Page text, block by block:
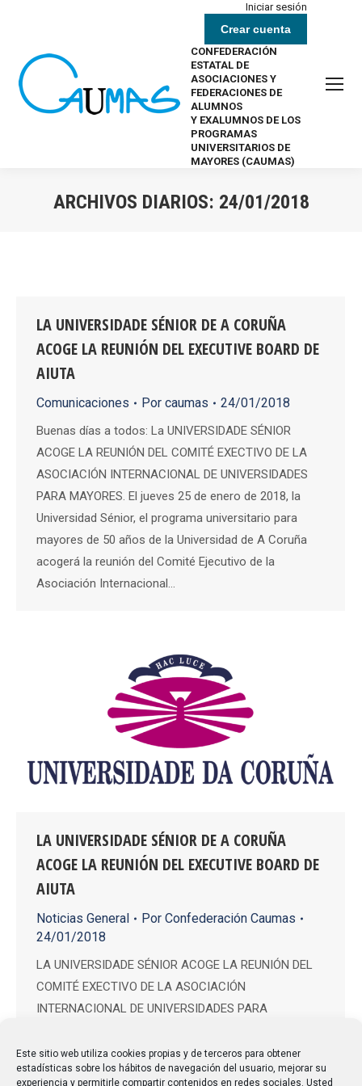
Este sitio web utiliza cookies propias y de terceros para obtener
estadísticas sobre los hábitos de navegación del usuario, mejorar su
experiencia y permitirle compartir contenidos en redes sociales. Usted
Iniciar sesión
Crear cuenta
CONFEDERACIÓN
ESTATAL DE
ASOCIACIONES Y
FEDERACIONES DE
ALUMNOS
Y EXALUMNOS DE LOS
PROGRAMAS
UNIVERSITARIOS DE
MAYORES (CAUMAS)
ARCHIVOS DIARIOS: 24/01/2018
LA UNIVERSIDADE SÉNIOR DE A CORUÑA
ACOGE LA REUNIÓN DEL EXECUTIVE BOARD DE
AIUTA
Comunicaciones Por caumas 24/01/2018
Buenas días a todos: La UNIVERSIDADE SÉNIOR
ACOGE LA REUNIÓN DEL COMITÉ EXECTIVO DE LA
ASOCIACIÓN INTERNACIONAL DE UNIVERSIDADES
PARA MAYORES. El jueves 25 de enero de 2018, la
Universidad Sénior, el programa universitario para
mayores de 50 años de la Universidad de A Coruña
acogerá la reunión del Comité Ejecutivo de la
Asociación Internacional…
LA UNIVERSIDADE SÉNIOR DE A CORUÑA
ACOGE LA REUNIÓN DEL EXECUTIVE BOARD DE
AIUTA
Noticias General Por Confederación Caumas
24/01/2018
LA UNIVERSIDADE SÉNIOR ACOGE LA REUNIÓN DEL
COMITÉ EXECTIVO DE LA ASOCIACIÓN
INTERNACIONAL DE UNIVERSIDADES PARA
Universidad Sénior, el programa universitario para
mayores de 50 años de la Universidad de A Coruña